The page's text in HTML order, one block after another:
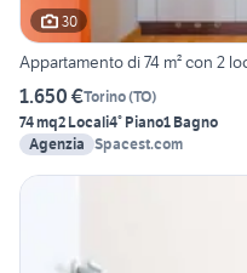
30
Appartamento di 74 m² con 2
1.650 €Torino(TO)
74 mq2 Locali4° Piano1 Bagno
Agenzia Spacest.com